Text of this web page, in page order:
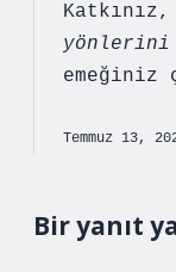
Katkınız,
yönlerini
emeğiniz
Temmuz 13,
Bir yanıt